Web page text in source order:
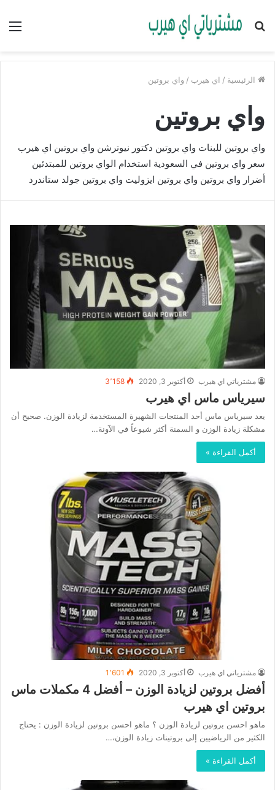
بحث
الرئيسية / اي هيرب / واي بروتين
واي بروتين
واي بروتين للبنات واي بروتين دكتور نيوترشن واي بروتين اي هيرب
سعر واي بروتين في السعودية استخدام الواي بروتين للمبتدئين
أضرار واي بروتين واي بروتين ايزوليت واي بروتين جولد ستاندرد
مشترياتي اي هيرب أكتوبر 3, 2020 3٬158
سيرياس ماس اي هيرب
يعد سيرياس ماس أحد المنتجات الشهيرة المستخدمة لزيادة الوزن. صحيح أن
مشكلة زيادة الوزن و السمنة أكثر شيوعاً في الآونة…
أكمل القراءة »
مشترياتي اي هيرب أكتوبر 3, 2020 1٬601
أفضل بروتين لزيادة الوزن – أفضل 4 مكملات ماس
بروتين اي هيرب
ماهو احسن بروتين لزيادة الوزن ؟ ماهو احسن بروتين لزيادة الوزن : يحتاج
الكثير من الرياضيين إلى بروتينات زيادة الوزن،…
أكمل القراءة »